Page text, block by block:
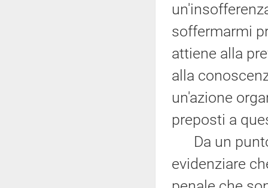
soffermarmi
attiene alla
alla
un'azione
preposti a
Da un
evidenziare